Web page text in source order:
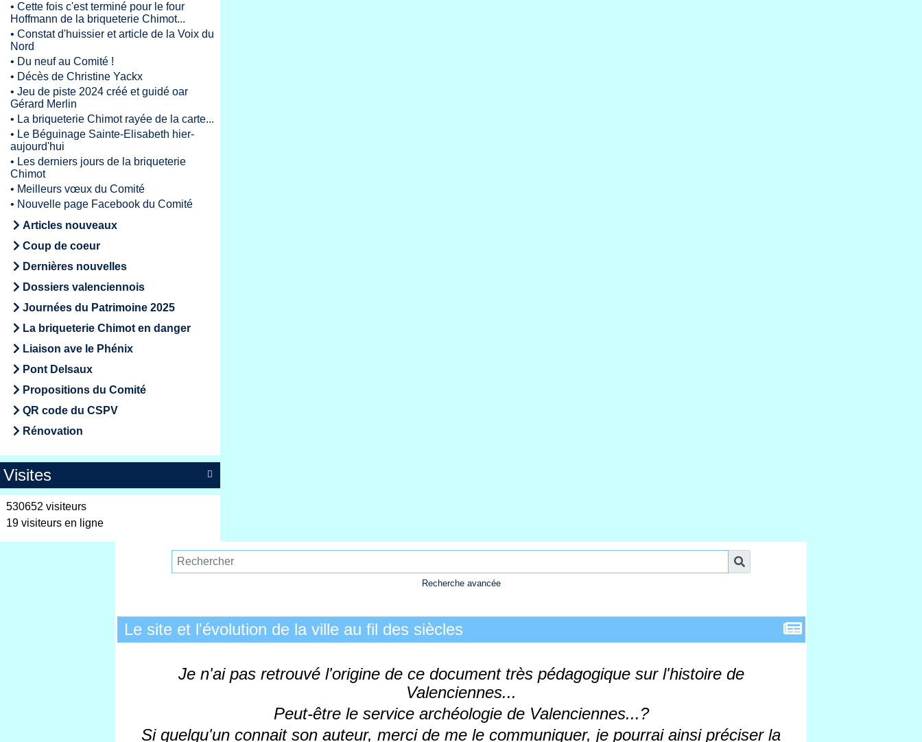
• Cette fois c'est terminé pour le four
Hoffmann de la briqueterie Chimot...
• Constat d'huissier et article de la Voix du
Nord
• Du neuf au Comité !
• Décès de Christine Yackx
• Jeu de piste 2024 créé et guidé oar
Gérard Merlin
• La briqueterie Chimot rayée de la carte...
• Le Béguinage Sainte-Elisabeth hier-
aujourd'hui
• Les derniers jours de la briqueterie
Chimot
• Meilleurs vœux du Comité
• Nouvelle page Facebook du Comité
Articles nouveaux
Coup de coeur
Dernières nouvelles
Dossiers valenciennois
Journées du Patrimoine 2025
La briqueterie Chimot en danger
Liaison ave le Phénix
Pont Delsaux
Propositions du Comité
QR code du CSPV
Rénovation

Visites
530652 visiteurs
19 visiteurs en ligne
Recherche avancée
Le site et l'évolution de la ville au fil des siècles
Je n'ai pas retrouvé l'origine de ce document très pédagogique sur l'histoire de
Valenciennes...
Peut-être le service archéologie de Valenciennes...?
Si quelqu'un connait son auteur, merci de me le communiquer, je pourrai ainsi préciser la